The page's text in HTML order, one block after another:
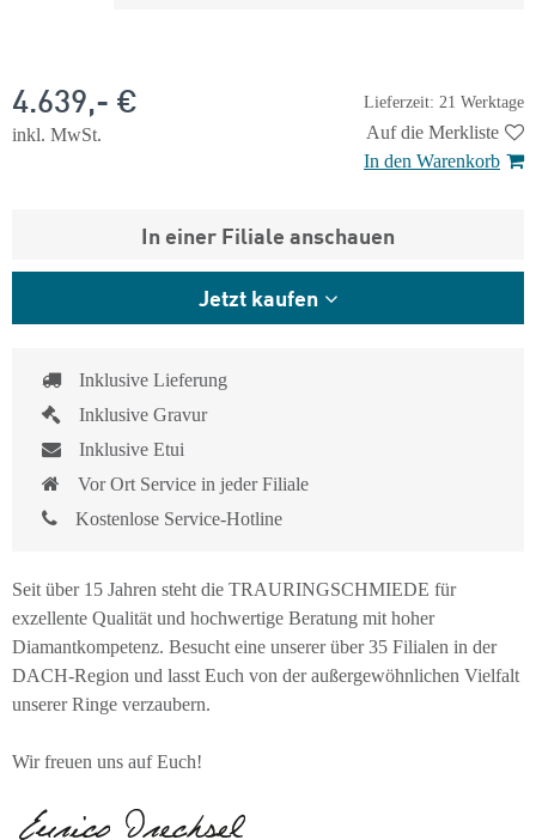
Lieferzeit: 21 Werktage
4.639,- €
inkl. MwSt.
Auf die Merkliste
In den Warenkorb
In einer Filiale anschauen
Jetzt kaufen
Inklusive Lieferung
Inklusive Gravur
Inklusive Etui
Vor Ort Service in jeder Filiale
Kostenlose Service-Hotline
Seit über 15 Jahren steht die TRAURINGSCHMIEDE für
exzellente Qualität und hochwertige Beratung mit hoher
Diamantkompetenz. Besucht eine unserer über 35 Filialen in der
DACH-Region und lasst Euch von der außergewöhnlichen Vielfalt
unserer Ringe verzaubern.
Wir freuen uns auf Euch!